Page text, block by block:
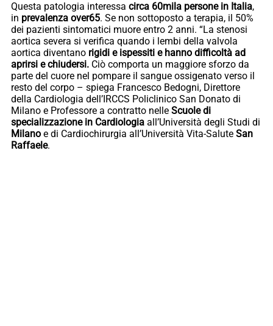
Questa patologia interessa circa 60mila persone in Italia,
in prevalenza over65. Se non sottoposto a terapia, il 50%
dei pazienti sintomatici muore entro 2 anni. “La stenosi
aortica severa si verifica quando i lembi della valvola
aortica diventano rigidi e ispessiti e hanno difficoltà ad
aprirsi e chiudersi. Ciò comporta un maggiore sforzo da
parte del cuore nel pompare il sangue ossigenato verso il
resto del corpo – spiega Francesco Bedogni, Direttore
della Cardiologia dell’IRCCS Policlinico San Donato di
Milano e Professore a contratto nelle Scuole di
specializzazione in Cardiologia all’Università degli Studi di
Milano e di Cardiochirurgia all’Università Vita-Salute San
Raffaele.